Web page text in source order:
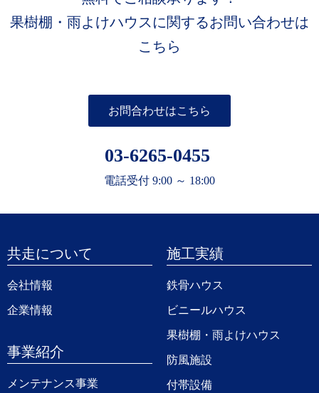
果樹棚・雨よけハウスに関するお問い合わせは
こちら
お問合わせはこちら
03-6265-0455
電話受付 9:00 ～ 18:00
共走について
会社情報
企業情報
事業紹介
メンテナンス事業
施工実績
鉄骨ハウス
ビニールハウス
果樹棚・雨よけハウス
防風施設
付帯設備